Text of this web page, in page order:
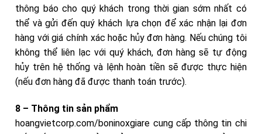
thông báo cho quý khách trong thời gian sớm nhất có
thể và gửi đến quý khách lựa chọn để xác nhận lại đơn
hàng với giá chính xác hoặc hủy đơn hàng. Nếu chúng tôi
không thể liên lạc với quý khách, đơn hàng sẽ tự động
hủy trên hệ thống và lệnh hoàn tiền sẽ được thực hiện
(nếu đơn hàng đã được thanh toán trước).
8 – Thông tin sản phẩm
hoangvietcorp.com/boninoxgiare cung cấp thông tin chi